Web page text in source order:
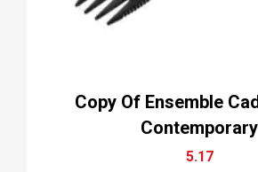
Copy Of Ensemble
Contemporary
5.17